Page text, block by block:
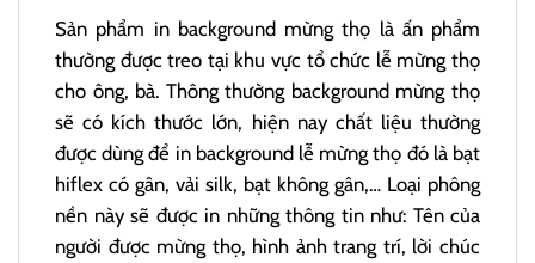
Sản phẩm in background mừng thọ là ấn phẩm
thường được treo tại khu vực tổ chức lễ mừng thọ
cho ông, bà. Thông thường background mừng thọ
sẽ có kích thước lớn, hiện nay chất liệu thường
được dùng để in background lễ mừng thọ đó là bạt
hiflex có gân, vải silk, bạt không gân,… Loại phông
nền này sẽ được in những thông tin như: Tên của
người được mừng thọ, hình ảnh trang trí, lời chúc